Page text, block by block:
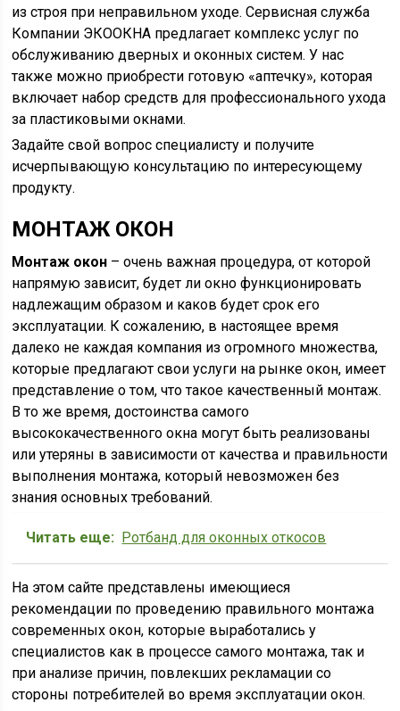
из строя при неправильном уходе. Сервисная служба
Компании ЭКООКНА предлагает комплекс услуг по
обслуживанию дверных и оконных систем. У нас
также можно приобрести готовую «аптечку», которая
включает набор средств для профессионального ухода
за пластиковыми окнами.
Задайте свой вопрос специалисту и получите
исчерпывающую консультацию по интересующему
продукту.
МОНТАЖ ОКОН
Монтаж окон – очень важная процедура, от которой
напрямую зависит, будет ли окно функционировать
надлежащим образом и каков будет срок его
эксплуатации. К сожалению, в настоящее время
далеко не каждая компания из огромного множества,
которые предлагают свои услуги на рынке окон, имеет
представление о том, что такое качественный монтаж.
В то же время, достоинства самого
высококачественного окна могут быть реализованы
или утеряны в зависимости от качества и правильности
выполнения монтажа, который невозможен без
знания основных требований.
Читать еще: Ротбанд для оконных откосов
На этом сайте представлены имеющиеся
рекомендации по проведению правильного монтажа
современных окон, которые выработались у
специалистов как в процессе самого монтажа, так и
при анализе причин, повлекших рекламации со
стороны потребителей во время эксплуатации окон.